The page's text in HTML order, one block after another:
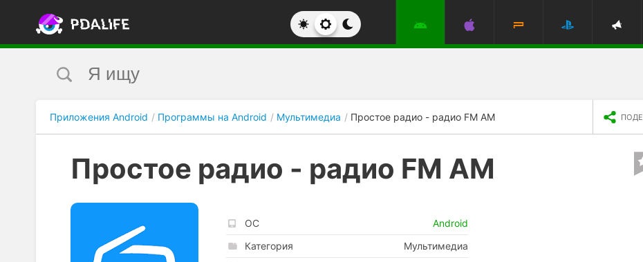
Приложения Android Программы на Android Мультимедиа Простое радио - радио FM AM
Простое радио - радио FM AM
ОС
Android
Категория
Мультимедиа